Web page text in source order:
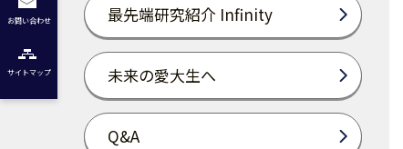
お問い合わせ
サイトマップ
最先端研究紹介 Infinity
未来の愛大生へ
Q&A